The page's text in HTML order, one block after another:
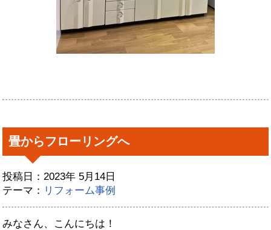
畳からフローリングへ
投稿日：2023年 5月14日
テーマ： リフォーム事例
みなさん、こんにちは！